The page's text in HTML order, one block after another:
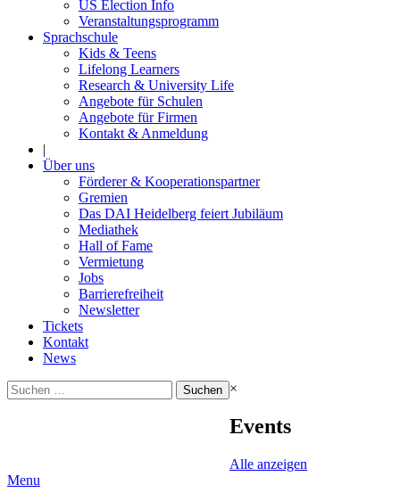
US Election Info
Veranstaltungsprogramm
Sprachschule
Kids & Teens
Lifelong Learners
Research & University Life
Angebote für Schulen
Angebote für Firmen
Kontakt & Anmeldung
|
Über uns
Förderer & Kooperationspartner
Gremien
Das DAI Heidelberg feiert Jubiläum
Mediathek
Hall of Fame
Vermietung
Jobs
Barrierefreiheit
Newsletter
Tickets
Kontakt
News
Suchen
nach:
×
Events
Alle anzeigen
Menu